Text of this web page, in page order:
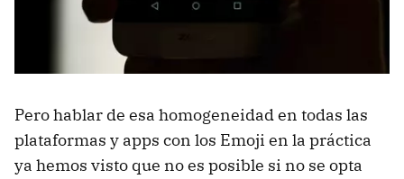
Pero hablar de esa homogeneidad en todas las
plataformas y apps con los Emoji en la práctica
ya hemos visto que no es posible si no se opta